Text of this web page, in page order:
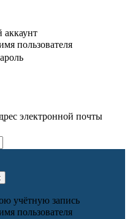
аккаунт
пользователя
электронной почты
учётную запись
пользователя